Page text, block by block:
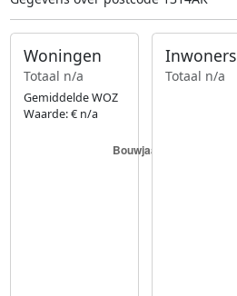
Woningen
Totaal n/a
Gemiddelde WOZ
Waarde: € n/a
Inwoners
Totaal n/a